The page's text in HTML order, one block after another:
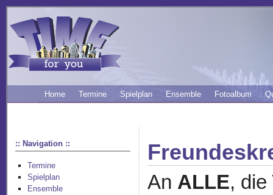
Home Termine Spielplan Ensemble Fotoalbum
:: Navigation ::
Termine
Spielplan
Ensemble
An ALLE, die